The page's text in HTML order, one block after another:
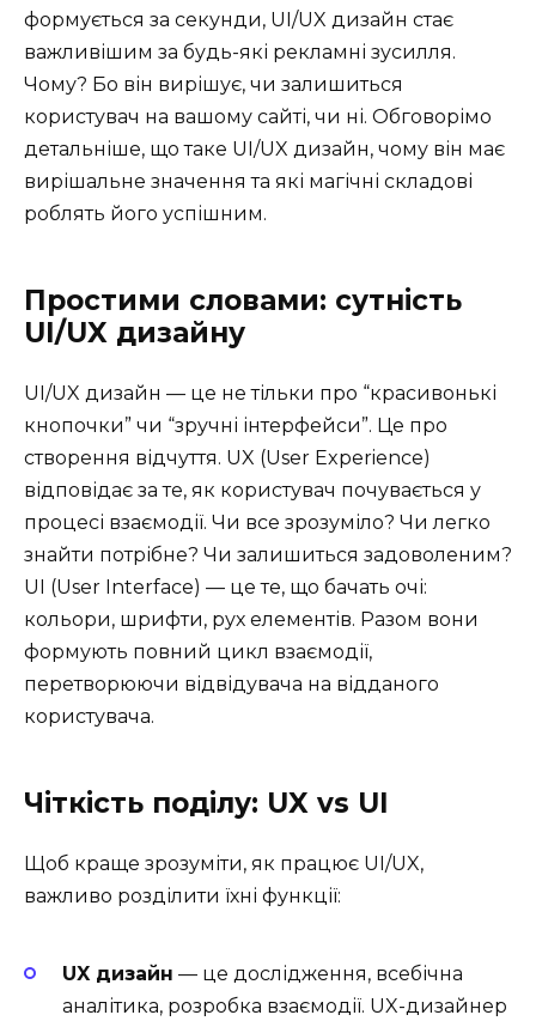
формується за секунди, UI/UX дизайн стає
важливішим за будь-які рекламні зусилля.
Чому? Бо він вирішує, чи залишиться
користувач на вашому сайті, чи ні. Обговорімо
детальніше, що таке UI/UX дизайн, чому він має
вирішальне значення та які магічні складові
роблять його успішним.
Простими словами: сутність
UI/UX дизайну
UI/UX дизайн — це не тільки про “красивонькі
кнопочки” чи “зручні інтерфейси”. Це про
створення відчуття. UX (User Experience)
відповідає за те, як користувач почувається у
процесі взаємодії. Чи все зрозуміло? Чи легко
знайти потрібне? Чи залишиться задоволеним?
UI (User Interface) — це те, що бачать очі:
кольори, шрифти, рух елементів. Разом вони
формують повний цикл взаємодії,
перетворюючи відвідувача на відданого
користувача.
Чіткість поділу: UX vs UI
Щоб краще зрозуміти, як працює UI/UX,
важливо розділити їхні функції:
UX дизайн — це дослідження, всебічна
аналітика, розробка взаємодії. UX-дизайнер